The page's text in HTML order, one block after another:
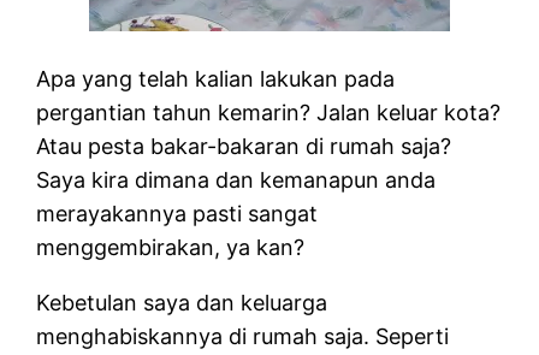
Apa yang telah kalian lakukan pada
pergantian tahun kemarin? Jalan keluar kota?
Atau pesta bakar-bakaran di rumah saja?
Saya kira dimana dan kemanapun anda
merayakannya pasti sangat
menggembirakan, ya kan?
Kebetulan saya dan keluarga
menghabiskannya di rumah saja. Seperti